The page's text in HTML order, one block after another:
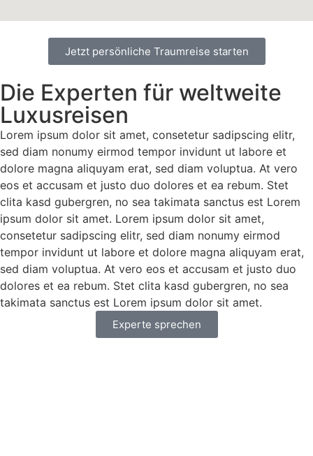
Jetzt persönliche Traumreise starten
Die Experten für weltweite
Luxusreisen
Lorem ipsum dolor sit amet, consetetur sadipscing elitr,
sed diam nonumy eirmod tempor invidunt ut labore et
dolore magna aliquyam erat, sed diam voluptua. At vero
eos et accusam et justo duo dolores et ea rebum. Stet
clita kasd gubergren, no sea takimata sanctus est Lorem
ipsum dolor sit amet. Lorem ipsum dolor sit amet,
consetetur sadipscing elitr, sed diam nonumy eirmod
tempor invidunt ut labore et dolore magna aliquyam erat,
sed diam voluptua. At vero eos et accusam et justo duo
dolores et ea rebum. Stet clita kasd gubergren, no sea
takimata sanctus est Lorem ipsum dolor sit amet.
Experte sprechen